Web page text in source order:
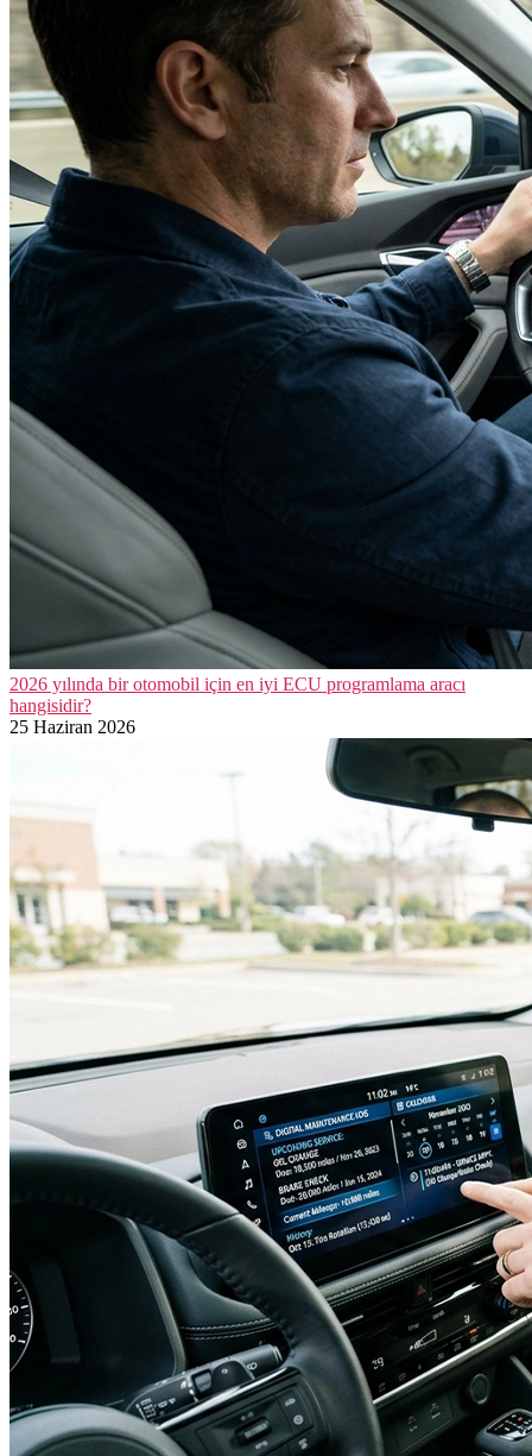
2026 yılında bir otomobil için en iyi ECU programlama aracı
hangisidir?
25 Haziran 2026